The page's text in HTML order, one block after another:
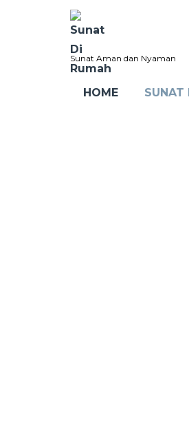
Sunat Aman dan Nyaman
HOME SUNAT